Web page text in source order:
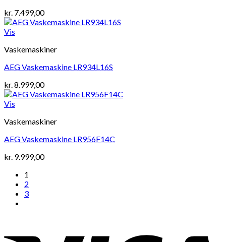
kr. 7.499,00
Vis
Vaskemaskiner
AEG Vaskemaskine LR934L16S
kr.8.999,00
Vis
Vaskemaskiner
AEG Vaskemaskine LR956F14C
kr. 9.999,00
1
2
3